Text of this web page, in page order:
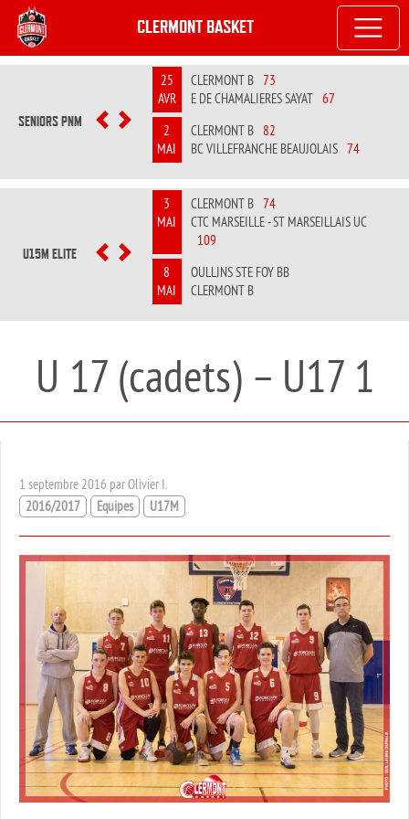
CLERMONT BASKET
SENIORS PNM PREVIOUS
NEXT
25
AVR
CLERMONT B 73
E DE CHAMALIERES SAYAT 67
2
MAI
CLERMONT B 82
BC VILLEFRANCHE BEAUJOLAIS 74
U15M ELITE PREVIOUS
NEXT
3
MAI
CLERMONT B 74
CTC MARSEILLE - ST MARSEILLAIS UC
109
8
MAI
OULLINS STE FOY BB
CLERMONT B
U 17 (cadets) – U17 1
1 septembre 2016 par Olivier I.
2016/2017
Equipes U17M